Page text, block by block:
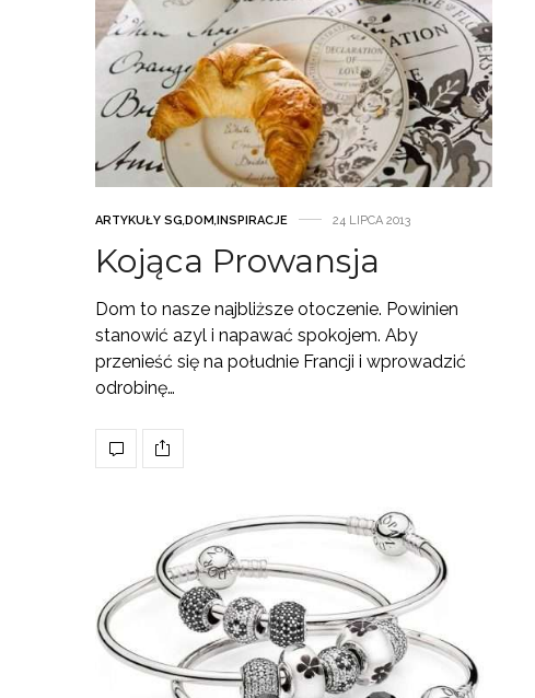
ARTYKUŁY SG DOM INSPIRACJE 24 LIPCA 2013
Kojąca Prowansja
Dom to nasze najbliższe otoczenie. Powinien
stanowić azyl i napawać spokojem. Aby
przenieść się na południe Francji i wprowadzić
odrobinę…